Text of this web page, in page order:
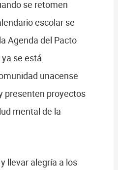
se retomen
escolar se
Agenda del Pacto
se está
unacense
presenten proyectos
mental de la
llevar alegría a los